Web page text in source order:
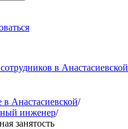
в Анастасиевской
в Анастасиевской/
инженер/
занятость